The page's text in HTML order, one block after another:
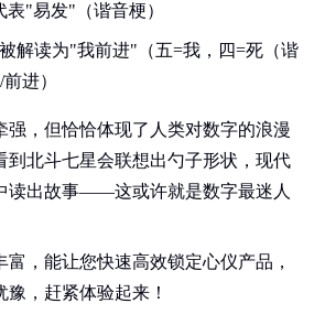
表"易发"（谐音梗）
解读为"我前进"（五=我，四=死（谐
进）
强，但恰恰体现了人类对数字的浪漫
到北斗七星会联想出勺子形状，现代
读出故事——这或许就是数字最迷人
富，能让您快速高效锁定心仪产品，
，赶紧体验起来！